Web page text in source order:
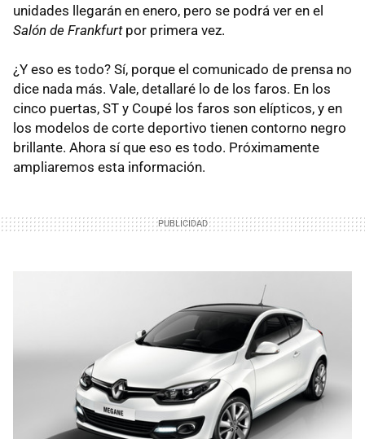
unidades llegarán en enero, pero se podrá ver en el
Salón de Frankfurtpor primera vez.
¿Y eso es todo? Sí, porque el comunicado de prensa no
dice nada más. Vale, detallaré lo de los faros. En los
cinco puertas, ST y Coupé los faros son elípticos, y en
los modelos de corte deportivo tienen contorno negro
brillante. Ahora sí que eso es todo. Próximamente
ampliaremos esta información.